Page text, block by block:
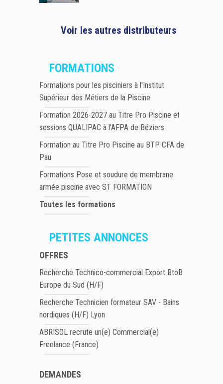
Voir les autres distributeurs
FORMATIONS
Formations pour les pisciniers à l'Institut
Supérieur des Métiers de la Piscine
Formation 2026-2027 au Titre Pro Piscine et
sessions QUALIPAC à l'AFPA de Béziers
Formation au Titre Pro Piscine au BTP CFA de
Pau
Formations Pose et soudure de membrane
armée piscine avec ST FORMATION
Toutes les formations
PETITES ANNONCES
OFFRES
Recherche Technico-commercial Export BtoB
Europe du Sud (H/F)
Recherche Technicien formateur SAV - Bains
nordiques (H/F) Lyon
ABRISOL recrute un(e) Commercial(e)
Freelance (France)
DEMANDES